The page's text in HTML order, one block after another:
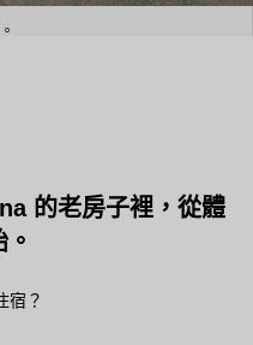
的老房子裡，從體
宿？